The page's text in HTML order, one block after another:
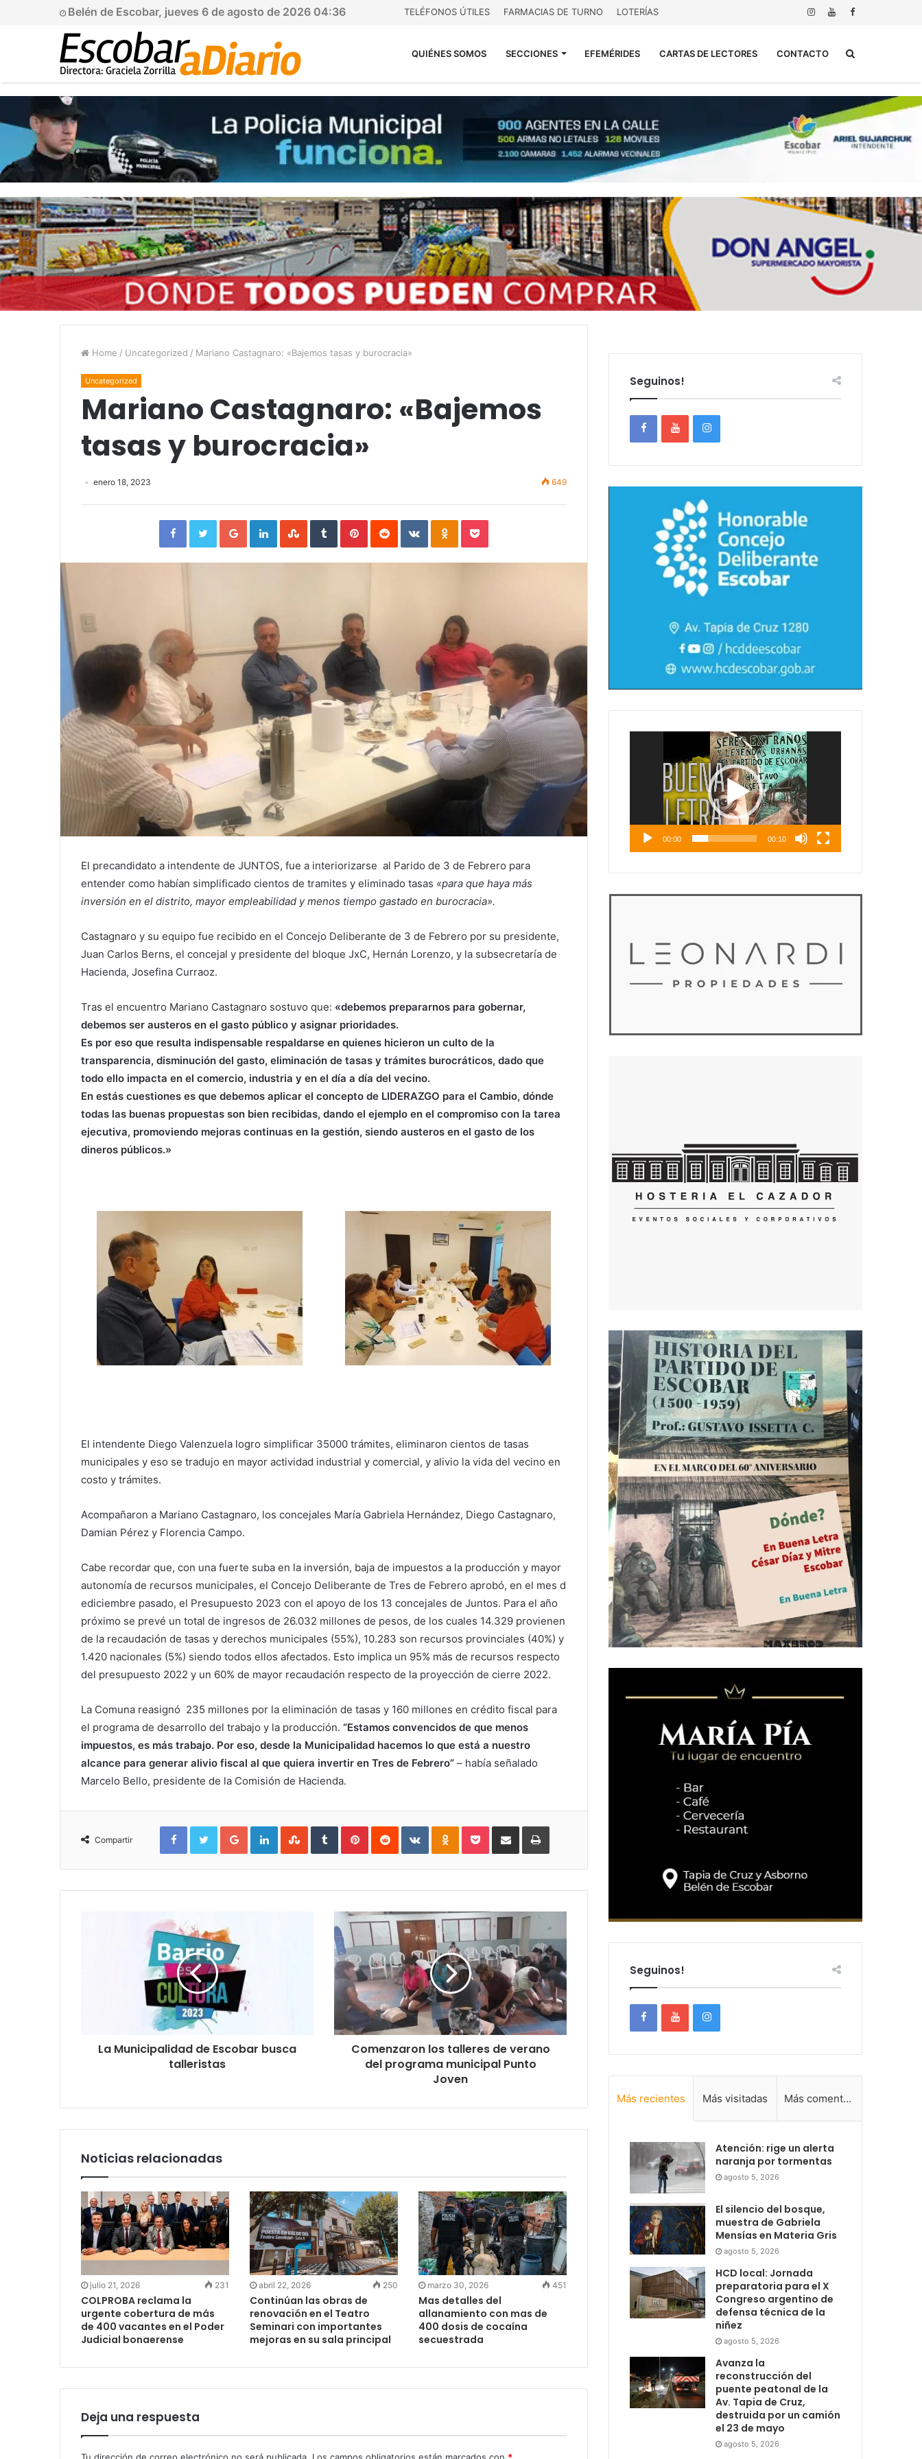
Belén de Escobar, jueves 6 de agosto de 2026 04:36 TELÉFONOS ÚTILES FARMACIAS DE TURNO LOTERÍAS
QUIÉNES SOMOS SECCIONES EFEMÉRIDES CARTAS DE LECTORES CONTACTO
Home / Uncategorized / Mariano Castagnaro: «Bajemos tasas y burocracia»
Uncategorized
Mariano Castagnaro: «Bajemos
tasas y burocracia»
enero 18, 2023 649
FacebookTwitterGoogle+LinkedInStumbleUpon
TumblrPinterestReddit VKontakteOdnoklassniki
Pocket
El precandidato a intendente de JUNTOS, fue a interiorizarse al Parido de 3 de Febrero para
entender como habían simplificado cientos de tramites y eliminado tasas «para que haya más
inversión en el distrito, mayor empleabilidad y menos tiempo gastado en burocracia».
Castagnaro y su equipo fue recibido en el Concejo Deliberante de 3 de Febrero por su presidente,
Juan Carlos Berns, el concejal y presidente del bloque JxC, Hernán Lorenzo, y la subsecretaría de
Hacienda, Josefina Curraoz.
Tras el encuentro Mariano Castagnaro sostuvo que: «debemos prepararnos para gobernar,
debemos ser austeros en el gasto público y asignar prioridades.
Es por eso que resulta indispensable respaldarse en quienes hicieron un culto de la
transparencia, disminución del gasto, eliminación de tasas y trámites burocráticos, dado que
todo ello impacta en el comercio, industria y en el día a día del vecino.
En estás cuestiones es que debemos aplicar el concepto de LIDERAZGO para el Cambio, dónde
todas las buenas propuestas son bien recibidas, dando el ejemplo en el compromiso con la tarea
ejecutiva, promoviendo mejoras continuas en la gestión, siendo austeros en el gasto de los
dineros públicos.»
El intendente Diego Valenzuela logro simplificar 35000 trámites, eliminaron cientos de tasas
municipales y eso se tradujo en mayor actividad industrial y comercial, y alivio la vida del vecino en
costo y trámites.
Acompañaron a Mariano Castagnaro, los concejales María Gabriela Hernández, Diego Castagnaro,
Damian Pérez y Florencia Campo.
Cabe recordar que, con una fuerte suba en la inversión, baja de impuestos a la producción y mayor
autonomía de recursos municipales, el Concejo Deliberante de Tres de Febrero aprobó, en el mes d
ediciembre pasado, el Presupuesto 2023 con el apoyo de los 13 concejales de Juntos. Para el año
próximo se prevé un total de ingresos de 26.032 millones de pesos, de los cuales 14.329 provienen
de la recaudación de tasas y derechos municipales (55%), 10.283 son recursos provinciales (40%) y
1.420 nacionales (5%) siendo todos ellos afectados. Esto implica un 95% más de recursos respecto
del presupuesto 2022 y un 60% de mayor recaudación respecto de la proyección de cierre 2022.
La Comuna reasignó 235 millones por la eliminación de tasas y 160 millones en crédito fiscal para
el programa de desarrollo del trabajo y la producción. “Estamos convencidos de que menos
impuestos, es más trabajo. Por eso, desde la Municipalidad hacemos lo que está a nuestro
alcance para generar alivio fiscal al que quiera invertir en Tres de Febrero” – había señalado
Marcelo Bello, presidente de la Comisión de Hacienda.
Compartir
FacebookTwitterGoogle+LinkedInStumbleUpon
TumblrPinterestReddit VKontakteOdnoklassniki
PocketCompartirImprimir
La Municipalidad de Escobar busca
talleristas
Comenzaron los talleres de verano
del programa municipal Punto
Joven
Noticias relacionadas
julio 21, 2026 231
COLPROBA reclama la
urgente cobertura de más
de 400 vacantes en el Poder
Judicial bonaerense
abril 22, 2026 250
Continúan las obras de
renovación en el Teatro
Seminari con importantes
mejoras en su sala principal
marzo 30, 2026 451
Mas detalles del
allanamiento con mas de
400 dosis de cocaína
secuestrada
Deja una respuesta
Tu dirección de correo electrónico no será publicada. Los campos obligatorios están marcados con *
Seguinos!
00:00 00:10
Seguinos!
Más recientes Más visitadas Más comentadas
Atención: rige un alerta
naranja por tormentas
agosto 5, 2026
El silencio del bosque,
muestra de Gabriela
Mensías en Materia Gris
agosto 5, 2026
HCD local: Jornada
preparatoria para el X
Congreso argentino de
defensa técnica de la
niñez
agosto 5, 2026
Avanza la
reconstrucción del
puente peatonal de la
Av. Tapia de Cruz,
destruida por un camión
el 23 de mayo
agosto 5, 2026